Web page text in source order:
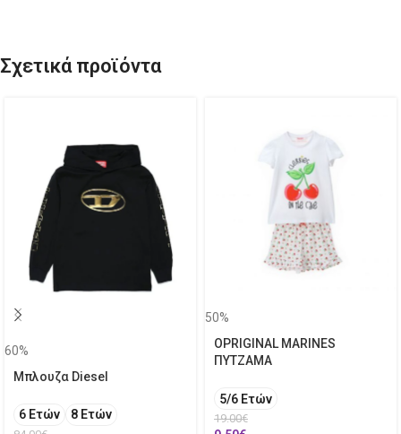
Σχετικά προϊόντα
60%
Μπλουζα Diesel
6 Ετών 8 Ετών
50%
OPRIGINAL MARINES
ΠΥΤΖΑΜΑ
5/6 Ετών
19.00€